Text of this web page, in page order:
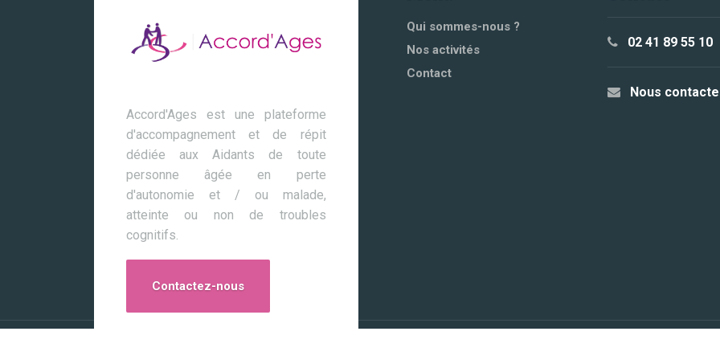
Accord'Ages est une plateforme
d'accompagnement et de répit
dédiée aux Aidants de toute
personne âgée en perte
d'autonomie et / ou malade,
atteinte ou non de troubles
cognitifs.
Contactez-nous
Qui sommes-nous ?
Nos activités
Contact
02 41 89 55 10
Nous